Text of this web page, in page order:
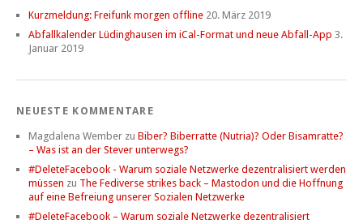
Kurzmeldung: Freifunk morgen offline 20. März 2019
Abfallkalender Lüdinghausen im iCal-Format und neue Abfall-App 3.
Januar 2019
NEUESTE KOMMENTARE
Magdalena Wember zu Biber? Biberratte (Nutria)? Oder Bisamratte?
– Was ist an der Stever unterwegs?
#DeleteFacebook - Warum soziale Netzwerke dezentralisiert werden
müssen zu The Fediverse strikes back – Mastodon und die Hoffnung
auf eine Befreiung unserer Sozialen Netzwerke
#DeleteFacebook – Warum soziale Netzwerke dezentralisiert